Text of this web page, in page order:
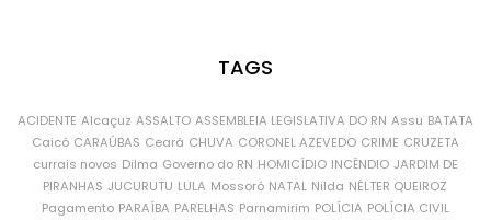
TAGS
ACIDENTE Alcaçuz ASSALTO ASSEMBLEIA LEGISLATIVA DO RN Assu BATATA
Caicó CARAÚBAS Ceará CHUVA CORONEL AZEVEDO CRIME CRUZETA
currais novos Dilma Governo do RN HOMICÍDIO INCÊNDIO JARDIM DE
PIRANHAS JUCURUTU LULA Mossoró NATAL Nilda NÉLTER QUEIROZ
Pagamento PARAÍBA PARELHAS Parnamirim POLÍCIA POLÍCIA CIVIL